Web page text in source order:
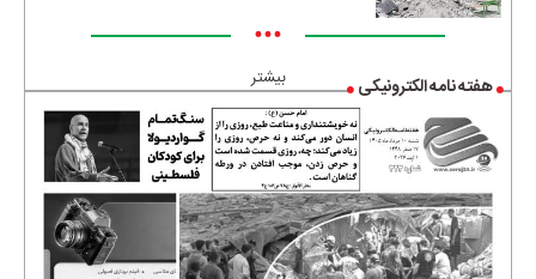
•••
بیشتر هفته نامه الکترونیکی